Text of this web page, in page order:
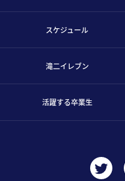
スケジュール
滝二イレブン
活躍する卒業生